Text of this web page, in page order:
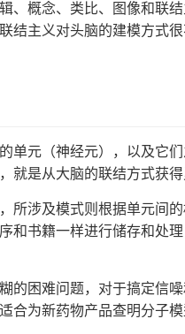
、概念、类比、图像和联
结主义对头脑的建模方式
单元（神经元），以及它
就是从大脑的联结方式获得
涉及模式则根据单元间的
和书籍一样进行储存和处
的困难问题，对于搞定信
合为新药物产品查明分子模